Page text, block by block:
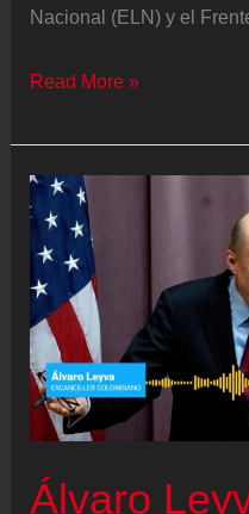
Nacional (ELN) y el
La
humanitaria
que
la
paz
total
no
pudo
parar:
los
ataques
y
Read More »
Álvaro